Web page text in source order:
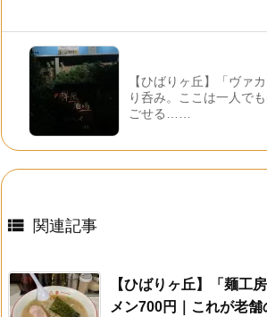
【ひばりヶ丘】「ヴァ
り呑み。ここは一人で
ごせる……
 関連記事
【ひばりヶ丘】「麺工
メン700円｜これが老